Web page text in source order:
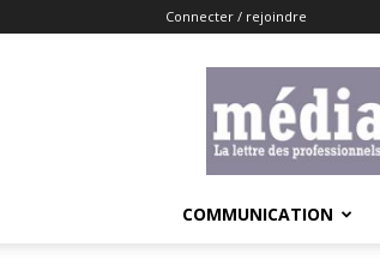
Connecter / rejoindre
COMMUNICATION